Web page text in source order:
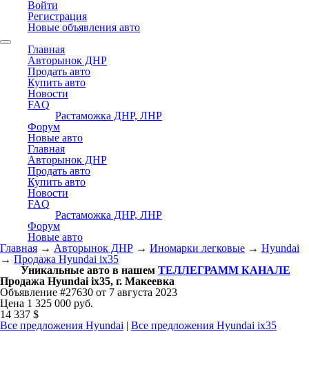
Войти
Регистрация
Новые объявления авто
Главная
Авторынок ДНР
Продать авто
Купить авто
Новости
FAQ
Растаможка ДНР, ЛНР
Форум
Новые авто
Главная
Авторынок ДНР
Продать авто
Купить авто
Новости
FAQ
Растаможка ДНР, ЛНР
Форум
Новые авто
Главная → Авторынок ДНР → Иномарки легковые → Hyundai
→ Продажа Hyundai ix35
Уникальные авто в нашем ТЕЛЛЕГРАММ КАНАЛЕ
Продажа Hyundai ix35, г. Макеевка
Объявление #27630 от 7 августа 2023
Цена 1 325 000 руб.
14 337 $
Все предложения Hyundai | Все предложения Hyundai ix35